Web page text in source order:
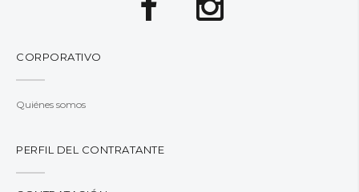
CORPORATIVO
Quiénes somos
PERFIL DEL CONTRATANTE